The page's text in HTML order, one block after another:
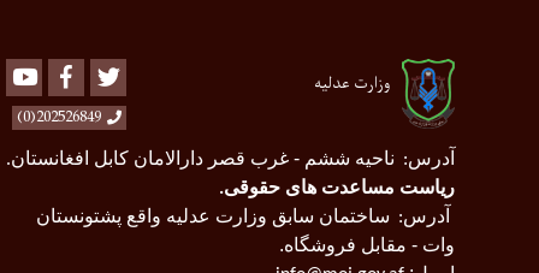
وزارت عدلیه Youtube Facebook
202526849(0)
آدرس: ناحیه ششم - غرب قصر دارالامان کابل افغانستان.
ریاست مساعدت های حقوقی.
آدرس: ساختمان سابق وزارت عدلیه واقع پشتونستان
وات - مقابل فروشگاه.